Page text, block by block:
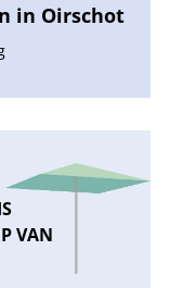
in Oirschot
VAN